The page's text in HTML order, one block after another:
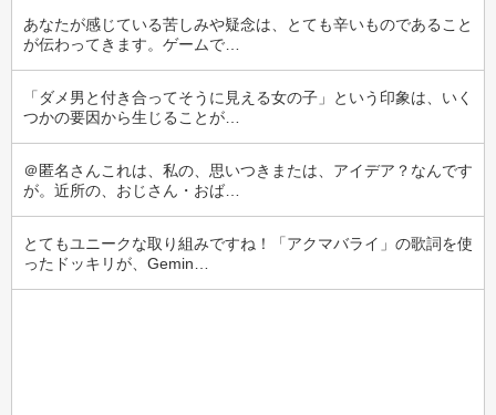
あなたが感じている苦しみや疑念は、とても辛いものであること
が伝わってきます。ゲームで…
「ダメ男と付き合ってそうに見える女の子」という印象は、いく
つかの要因から生じることが…
＠匿名さんこれは、私の、思いつきまたは、アイデア？なんです
が。近所の、おじさん・おば…
とてもユニークな取り組みですね！「アクマバライ」の歌詞を使
ったドッキリが、Gemin…